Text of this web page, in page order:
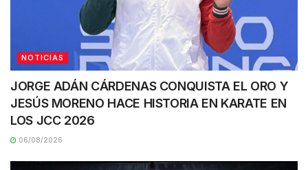
NOTICIAS
JORGE ADÁN CÁRDENAS CONQUISTA EL ORO Y
JESÚS MORENO HACE HISTORIA EN KARATE EN
LOS JCC 2026
06/08/2026